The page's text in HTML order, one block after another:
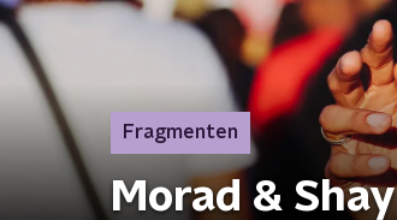
Fragmenten
Morad & Shay